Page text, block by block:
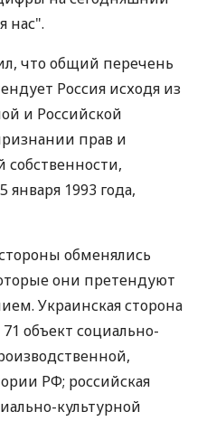
нас".
что общий перечень
Россия исходя из
и Российской
прав и
1993 года,
обменялись
они претендуют
Украинская сторона
объект социально-
РФ; российская
культурной